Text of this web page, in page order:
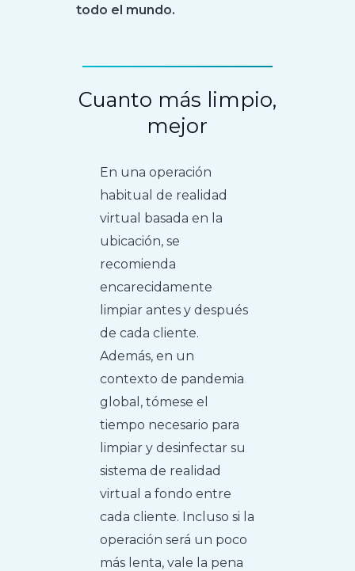
todo el mundo.
Cuanto más limpio,
mejor
En una operación
habitual de realidad
virtual basada en la
ubicación, se
recomienda
encarecidamente
limpiar antes y después
de cada cliente.
Además, en un
contexto de pandemia
global, tómese el
tiempo necesario para
limpiar y desinfectar su
sistema de realidad
virtual a fondo entre
cada cliente. Incluso si la
operación será un poco
más lenta, vale la pena